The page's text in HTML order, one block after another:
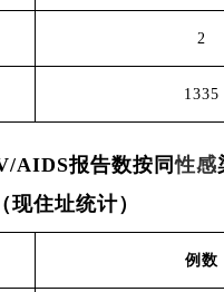
2
1335
AIDS报告数按同性感
（现住址统计）
例数